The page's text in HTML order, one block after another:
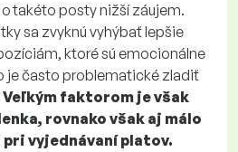
o takéto posty nižší záujem.
sa zvyknú vyhýbať lepšie
ktoré sú emocionálne
je často problematické zladiť
Veľkým faktorom je však
rovnako však aj málo
vyjednávaní platov.